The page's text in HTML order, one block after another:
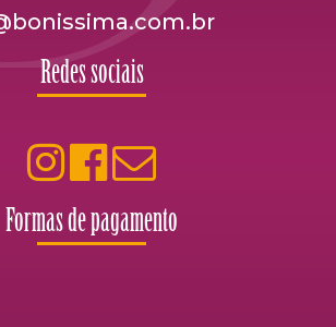
Redes sociais
Formas de pagamento